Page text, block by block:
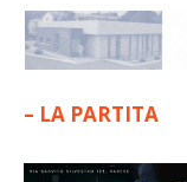
– LA PARTITA